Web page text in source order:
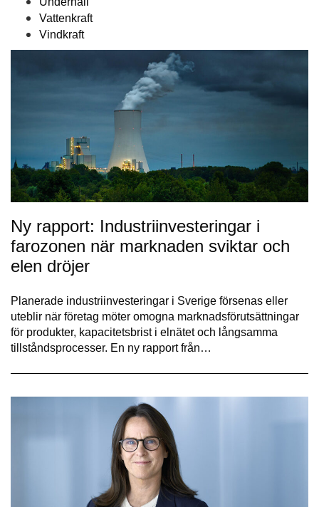
Vattenkraft
Vindkraft
Ny rapport: Industriinvesteringar i
farozonen när marknaden sviktar och
elen dröjer
Planerade industriinvesteringar i Sverige försenas eller
uteblir när företag möter omogna marknadsförutsättningar
för produkter, kapacitetsbrist i elnätet och långsamma
tillståndsprocesser. En ny rapport från…